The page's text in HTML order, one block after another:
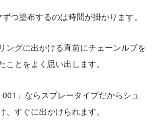
つ塗布するのは時間が掛かります。
ングに出かける直前にチェーンルブを
ことをよく思い出します。
」ならスプレータイプだからシュ
、すぐに出かけられます。